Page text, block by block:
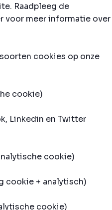
Raadpleeg de
voor meer informatie over
cookies op onze
cookie)
Linkedin en Twitter
cookie)
cookie + analytisch)
cookie)